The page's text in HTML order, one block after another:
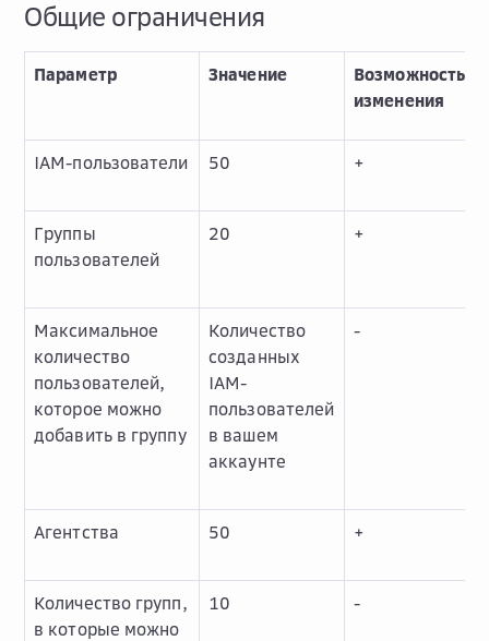
Общие ограничения
Параметр Значение
Возможность
изменения
IAM-пользователи 50 +
Группы
пользователей
20 +
Максимальное
количество
пользователей,
которое можно
добавить в группу
Количество
созданных
IAM-
пользователей
в вашем
аккаунте
-
Агентства 50 +
Количество групп,
в которые можно
10 -